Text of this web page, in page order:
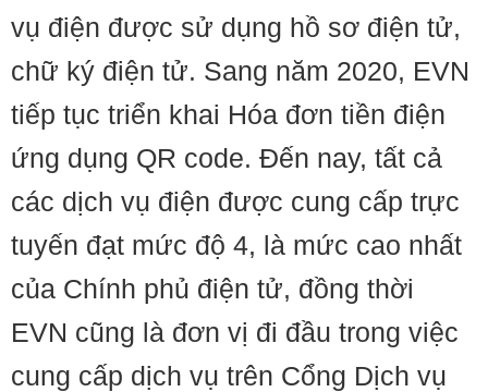
vụ điện được sử dụng hồ sơ điện tử,
chữ ký điện tử. Sang năm 2020, EVN
tiếp tục triển khai Hóa đơn tiền điện
ứng dụng QR code. Đến nay, tất cả
các dịch vụ điện được cung cấp trực
tuyến đạt mức độ 4, là mức cao nhất
của Chính phủ điện tử, đồng thời
EVN cũng là đơn vị đi đầu trong việc
cung cấp dịch vụ trên Cổng Dịch vụ